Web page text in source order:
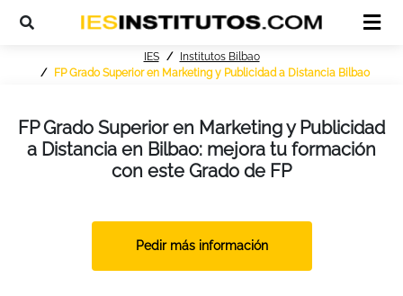
IES
Institutos Bilbao
FP Grado Superior en Marketing y Publicidad a Distancia Bilbao
FP Grado Superior en Marketing y Publicidad
a Distancia en Bilbao: mejora tu formación
con este Grado de FP
Pedir más información